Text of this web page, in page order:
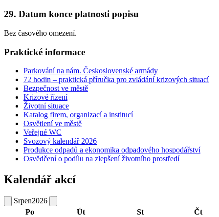
29. Datum konce platnosti popisu
Bez časového omezení.
Praktické informace
Parkování na nám. Československé armády
72 hodin – praktická příručka pro zvládání krizových situací
Bezpečnost ve městě
Krizové řízení
Životní situace
Katalog firem, organizací a institucí
Osvětlení ve městě
Veřejné WC
Svozový kalendář 2026
Produkce odpadů a ekonomika odpadového hospodářství
Osvědčení o podílu na zlepšení životního prostředí
Kalendář akcí
Srpen2026
Po
Út St Čt